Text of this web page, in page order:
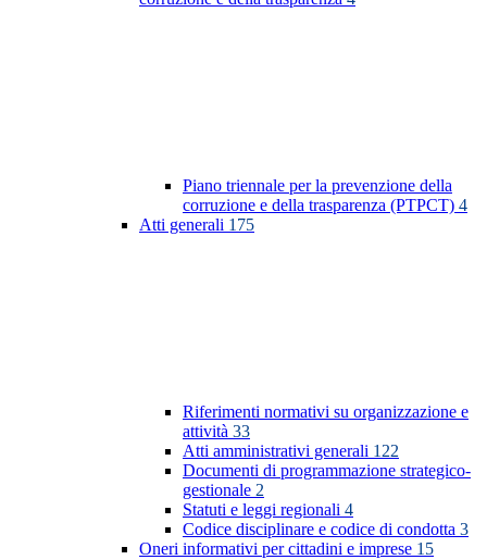
Piano triennale per la prevenzione della
corruzione e della trasparenza (PTPCT) 4
Atti generali 175
Riferimenti normativi su organizzazione e
attività 33
Atti amministrativi generali 122
Documenti di programmazione strategico-
gestionale 2
Statuti e leggi regionali 4
Codice disciplinare e codice di condotta 3
Oneri informativi per cittadini e imprese 15